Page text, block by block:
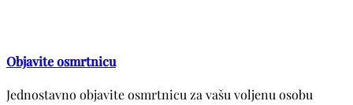
Objavite osmrtnicu
Jednostavno objavite osmrtnicu za vašu voljenu osobu